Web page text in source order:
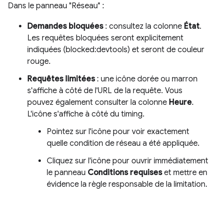
Dans le panneau "Réseau" :
Demandes bloquées: consultez la colonne État.
Les requêtes bloquées seront explicitement
indiquées (blocked:devtools) et seront de couleur
rouge.
Requêtes limitées: une icône dorée ou marron
s'affiche à côté de l'URL de la requête. Vous
pouvez également consulter la colonne Heure.
L'icône s'affiche à côté du timing.
Pointez sur l'icône pour voir exactement
quelle condition de réseau a été appliquée.
Cliquez sur l'icône pour ouvrir immédiatement
le panneau Conditions requiseset mettre en
évidence la règle responsable de la limitation.